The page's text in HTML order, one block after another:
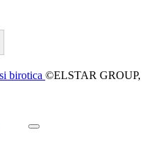
©ELSTAR GROUP,